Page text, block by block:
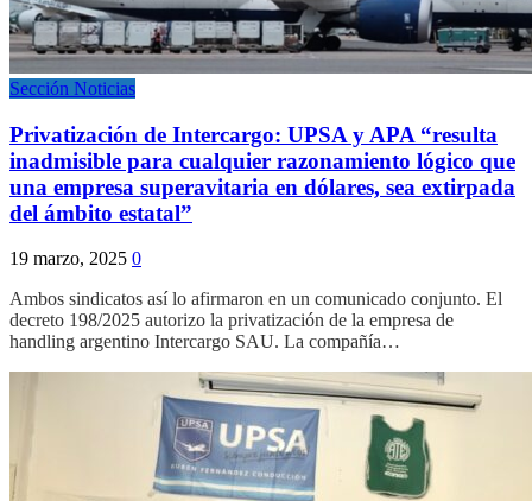
Sección Noticias
Privatización de Intercargo: UPSA y APA “resulta
inadmisible para cualquier razonamiento lógico que
una empresa superavitaria en dólares, sea extirpada
del ámbito estatal”
19 marzo, 2025 0
Ambos sindicatos así lo afirmaron en un comunicado conjunto. El
decreto 198/2025 autorizo la privatización de la empresa de
handling argentino Intercargo SAU. La compañía…